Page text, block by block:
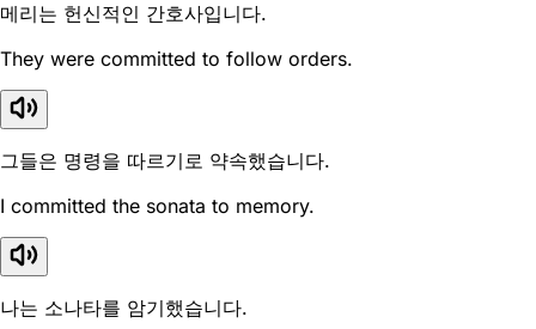
메리는 헌신적인 간호사입니다.
They were committed to follow orders.
그들은 명령을 따르기로 약속했습니다.
I committed the sonata to memory.
나는 소나타를 암기했습니다.